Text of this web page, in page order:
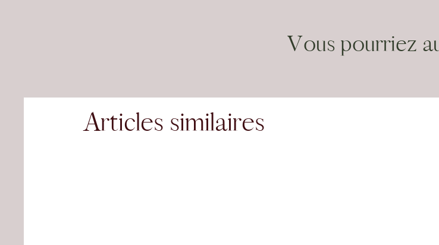
Vous pourriez
Articles similaires